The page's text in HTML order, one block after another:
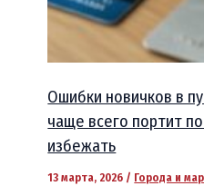
Ошибки новичков в
чаще всего портит
избежать
13 марта, 2026 / Города и